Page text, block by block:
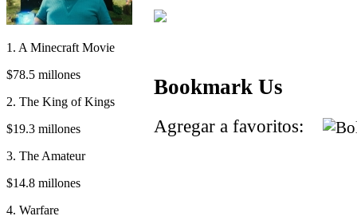
1. A Minecraft Movie
$78.5 millones
2. The King of Kings
$19.3 millones
3. The Amateur
$14.8 millones
4. Warfare
Bookmark Us
Agregar a favoritos: